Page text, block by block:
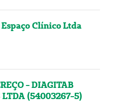
Clínico Ltda
- DIAGITAB
LTDA (54003267-5)